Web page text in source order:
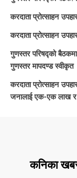
करदाता प्रोत्साहन
करदाता प्रोत्साहन
गुणस्तर परिषद्को बैठकमा
गुणस्तर मापदण्ड स्वीकृत
करदाता प्रोत्साहन
जनालाई एक-एक लाख र
कनिका